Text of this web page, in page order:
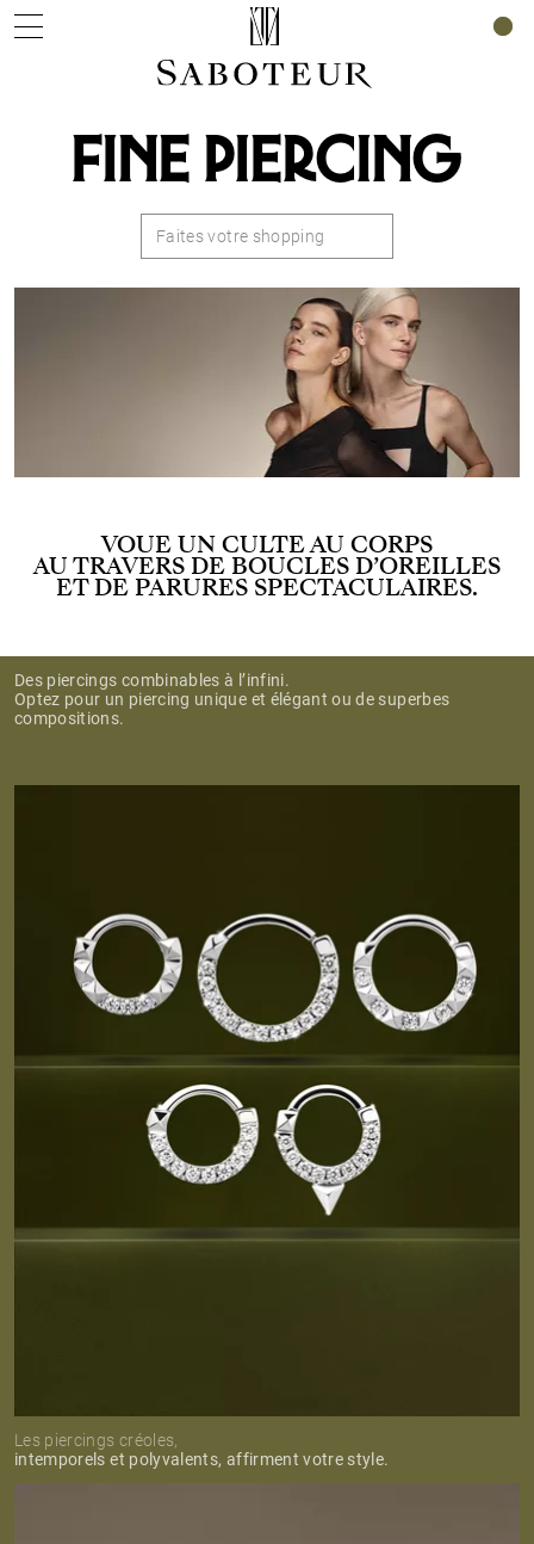
FINE PIERCING
Faites votre shopping
VOUE UN CULTE AU CORPS
AU TRAVERS DE BOUCLES D’OREILLES
ET DE PARURES SPECTACULAIRES.
Des piercings combinables à l’infini.
Optez pour un piercing unique et élégant ou de superbes
compositions.
Les piercings créoles,
intemporels et polyvalents, affirment votre style.